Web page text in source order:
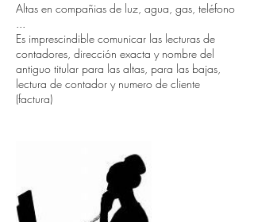
Altas en compañias de luz, agua, gas, teléfono
...
Es imprescindible comunicar las lecturas de
contadores, dirección exacta y nombre del
antiguo titular para las altas, para las bajas,
lectura de contador y numero de cliente
(factura)